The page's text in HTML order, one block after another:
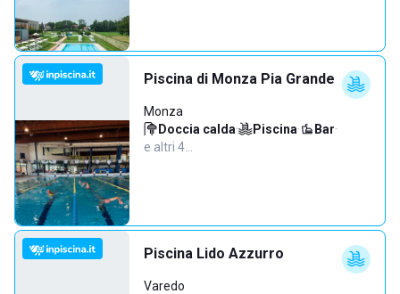
Piscina di Monza Pia Grande
Monza
Doccia calda· Piscina· Bar·
e altri 4…
Piscina Lido Azzurro
Varedo